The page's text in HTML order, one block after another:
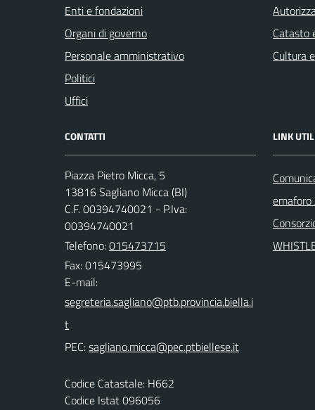
Enti e fondazioni
Organi di governo
Personale amministrativo
Politici
Uffici
Catasto
Cultura
CONTATTI
Piazza Pietro Micca, 5
13816 Sagliano Micca (BI)
C.F. 00394740021 - P.Iva:
00394740021
Telefono:015473715
Fax: 015473995
E-mail:
PEC:
Codice Catastale: H662
Codice Istat 096056
LINK